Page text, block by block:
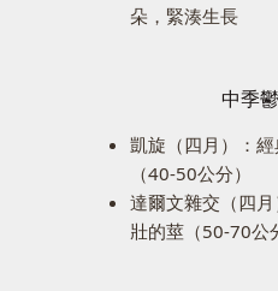
朵，緊湊生長
中季
凱旋（四月）：
（40-50公分）
達爾文雜交（四
壯的莖（50-70公